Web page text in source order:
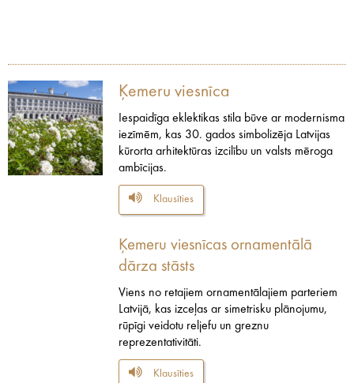
Ķemeru viesnīca
Iespaidīga eklektikas stila būve ar modernisma
iezīmēm, kas 30. gados simbolizēja Latvijas
kūrorta arhitektūras izcilību un valsts mēroga
ambīcijas.
Klausīties
Ķemeru viesnīcas ornamentālā
dārza stāsts
Viens no retajiem ornamentālajiem parteriem
Latvijā, kas izceļas ar simetrisku plānojumu,
rūpīgi veidotu reljefu un greznu
reprezentativitāti.
Klausīties